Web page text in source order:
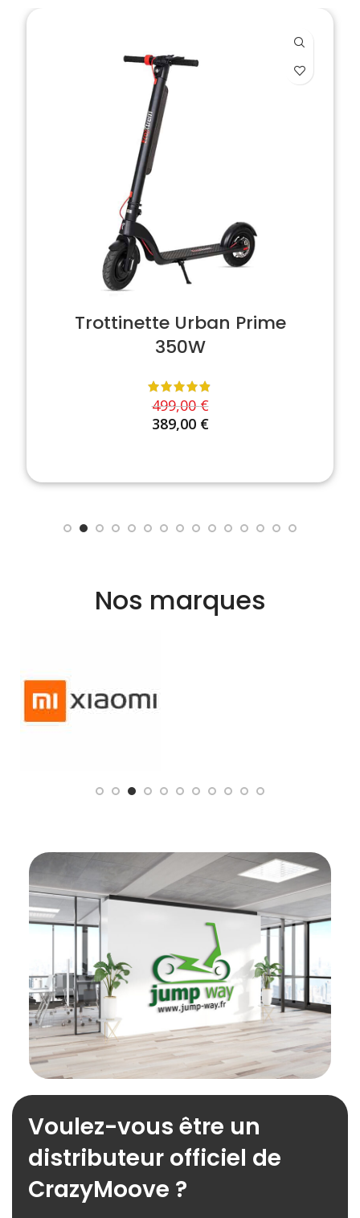
Trottinette Urban Prime
350W
499,00€
389,00 €
Nos marques
Voulez-vous être un
distributeur officiel de
CrazyMoove ?